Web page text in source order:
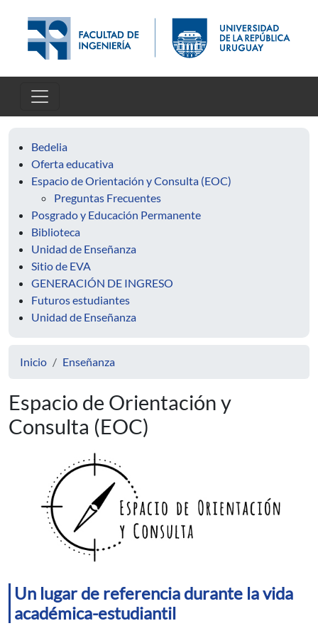
Bedelia
Oferta educativa
Espacio de Orientación y Consulta (EOC)
Preguntas Frecuentes
Posgrado y Educación Permanente
Biblioteca
Unidad de Enseñanza
Sitio de EVA
GENERACIÓN DE INGRESO
Futuros estudiantes
Unidad de Enseñanza
Inicio Enseñanza
Espacio de Orientación y
Consulta (EOC)
Un lugar de referencia durante la vida
académica-estudiantil